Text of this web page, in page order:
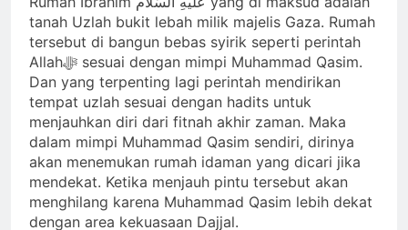
tanah Uzlah bukit lebah milik majelis Gaza. Rumah
tersebut di bangun bebas syirik seperti perintah
Allahﷻ sesuai dengan mimpi Muhammad Qasim.
Dan yang terpenting lagi perintah mendirikan
tempat uzlah sesuai dengan hadits untuk
menjauhkan diri dari fitnah akhir zaman. Maka
dalam mimpi Muhammad Qasim sendiri, dirinya
akan menemukan rumah idaman yang dicari jika
mendekat. Ketika menjauh pintu tersebut akan
menghilang karena Muhammad Qasim lebih dekat
dengan area kekuasaan Dajjal.